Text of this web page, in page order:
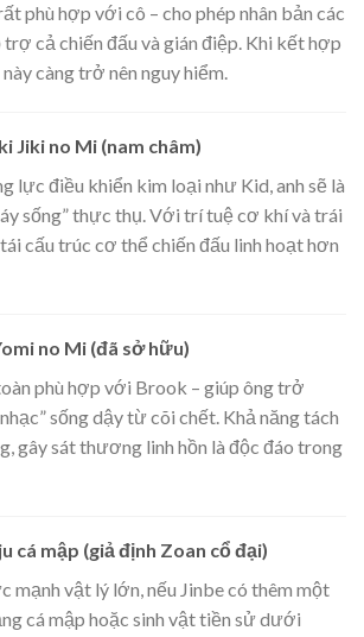
phù hợp với cô – cho phép nhân bản các
trợ cả chiến đấu và gián điệp. Khi kết hợp
càng trở nên nguy hiểm.
Jiki no Mi (nam châm)
lực điều khiển kim loại như Kid, anh sẽ là
sống” thực thụ. Với trí tuệ cơ khí và trái
cấu trúc cơ thể chiến đấu linh hoạt hơn
no Mi (đã sở hữu)
phù hợp với Brook – giúp ông trở
sống dậy từ cõi chết. Khả năng tách
gây sát thương linh hồn là độc đáo trong
cá mập (giả định Zoan cổ đại)
mạnh vật lý lớn, nếu Jinbe có thêm một
cá mập hoặc sinh vật tiền sử dưới